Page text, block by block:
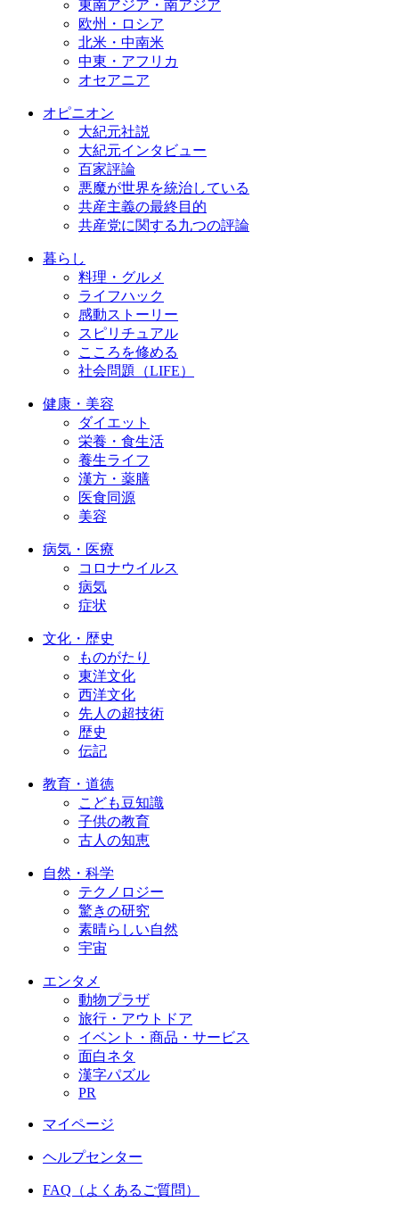
東南アジア・南アジア
欧州・ロシア
北米・中南米
中東・アフリカ
オセアニア
オピニオン
大紀元社説
大紀元インタビュー
百家評論
悪魔が世界を統治している
共産主義の最終目的
共産党に関する九つの評論
暮らし
料理・グルメ
ライフハック
感動ストーリー
スピリチュアル
こころを修める
社会問題（LIFE）
健康・美容
ダイエット
栄養・食生活
養生ライフ
漢方・薬膳
医食同源
美容
病気・医療
コロナウイルス
病気
症状
文化・歴史
ものがたり
東洋文化
西洋文化
先人の超技術
歴史
伝記
教育・道徳
こども豆知識
子供の教育
古人の知恵
自然・科学
テクノロジー
驚きの研究
素晴らしい自然
宇宙
エンタメ
動物プラザ
旅行・アウトドア
イベント・商品・サービス
面白ネタ
漢字パズル
PR
マイページ
ヘルプセンター
FAQ（よくあるご質問）